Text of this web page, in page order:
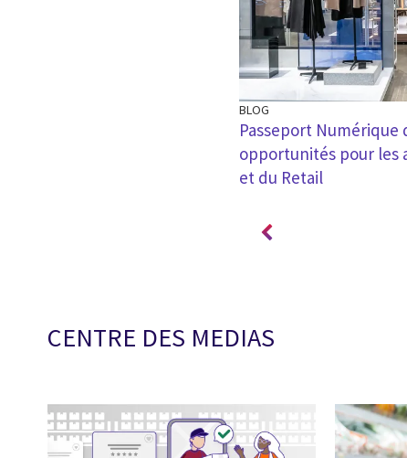
BLOG
Passeport Numérique
opportunités pour les
et du Retail
CENTRE DES MEDIAS